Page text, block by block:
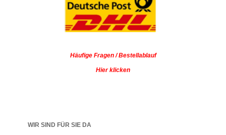
Häufige Fragen / Bestellablauf
Hier klicken
WIR SIND FÜR SIE DA